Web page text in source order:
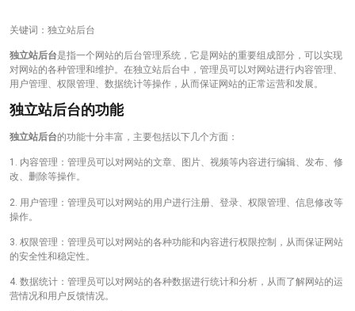
关键词：独立站后台
独立站后台是指一个网站的后台管理系统，它是网站的重要组成部分，可以实现
对网站的各种管理和维护。在独立站后台中，管理员可以对网站进行内容管理、
用户管理、权限管理、数据统计等操作，从而保证网站的正常运营和发展。
独立站后台的功能
独立站后台的功能十分丰富，主要包括以下几个方面：
1. 内容管理：管理员可以对网站的文章、图片、视频等内容进行编辑、发布、修
改、删除等操作。
2. 用户管理：管理员可以对网站的用户进行注册、登录、权限管理、信息修改等
操作。
3. 权限管理：管理员可以对网站的各种功能和内容进行权限控制，从而保证网站
的安全性和稳定性。
4. 数据统计：管理员可以对网站的各种数据进行统计和分析，从而了解网站的运
营情况和用户反馈情况。